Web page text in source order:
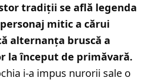
tradiții se află legenda
mitic a cărui
alternanța bruscă a
la început de primăvară.
i-a impus nurorii sale o